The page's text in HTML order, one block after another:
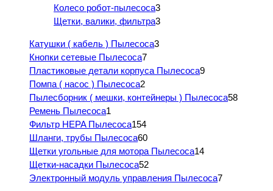
Колесо робот-пылесоса3
Щетки, валики, фильтра3
Катушки ( кабель ) Пылесоса3
Кнопки сетевые Пылесоса7
Пластиковые детали корпуса Пылесоса9
Помпа ( насос ) Пылесоса2
Пылесборник ( мешки, контейнеры ) Пылесоса58
Ремень Пылесоса1
Фильтр HEPA Пылесоса154
Шланги, трубы Пылесоса60
Щетки угольные для мотора Пылесоса14
Щетки-насадки Пылесоса52
Электронный модуль управления Пылесоса7